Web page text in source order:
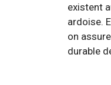
existent
ardoise.
on
durable